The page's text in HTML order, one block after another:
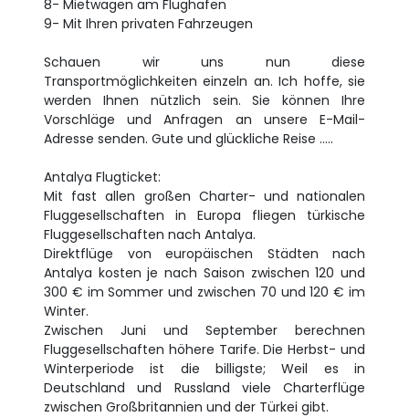
8- Mietwagen am Flughafen
9- Mit Ihren privaten Fahrzeugen
Schauen wir uns nun diese
Transportmöglichkeiten einzeln an. Ich hoffe, sie
werden Ihnen nützlich sein. Sie können Ihre
Vorschläge und Anfragen an unsere E-Mail-
Adresse senden. Gute und glückliche Reise .....
Antalya Flugticket:
Mit fast allen großen Charter- und nationalen
Fluggesellschaften in Europa fliegen türkische
Fluggesellschaften nach Antalya.
Direktflüge von europäischen Städten nach
Antalya kosten je nach Saison zwischen 120 und
300 € im Sommer und zwischen 70 und 120 € im
Winter.
Zwischen Juni und September berechnen
Fluggesellschaften höhere Tarife. Die Herbst- und
Winterperiode ist die billigste; Weil es in
Deutschland und Russland viele Charterflüge
zwischen Großbritannien und der Türkei gibt.